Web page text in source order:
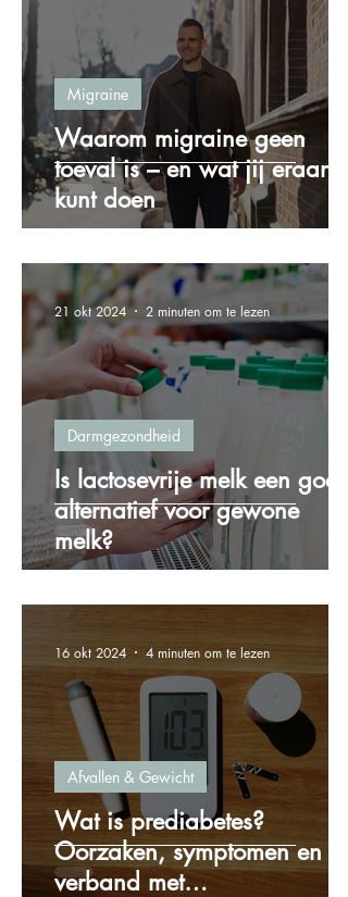
Waarom migraine geen
toeval is – en wat jij eraan
kunt doen
Migraine
Is lactosevrije melk een goed
alternatief voor gewone
melk?
Darmgezondheid
21 okt 2024 2 minuten om te lezen
Wat is prediabetes?
Oorzaken, symptomen en het
verband met
Afvallen & Gewicht
16 okt 2024 4 minuten om te lezen